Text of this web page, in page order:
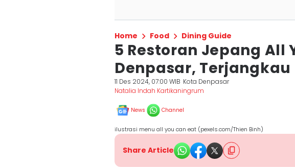
Home Food Dining Guide
5 Restoran Jepang All
Denpasar, Terjangkau
11 Des 2024, 07:00 WIB Kota Denpasar
Natalia Indah Kartikaningrum
News Channel
ilustrasi menu all you can eat (pexels.com/Thien Binh)
Share Article